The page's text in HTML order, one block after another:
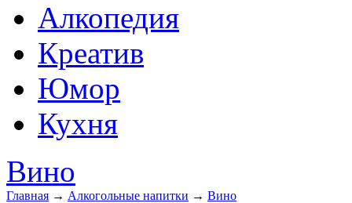
Алкопедия
Креатив
Юмор
Кухня
Вино
Главная → Алкогольные напитки → Вино